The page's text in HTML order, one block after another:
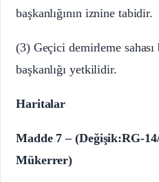
başkanlığının iznine tabidir.
(3) Geçici demirleme
başkanlığı yetkilidir.
Haritalar
Madde 7 – (Değişik:RG-
Mükerrer)